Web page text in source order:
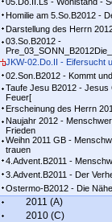
Homilie am 5.So.B2012 -
Darstellung des Herrn
03.So.B2012 -
JKW-02.Do.II - Eifersucht
02.Son.B2012 - Kommt
Taufe Jesu B2012 - Jesus
Feuer[
Erscheinung des Herrn
Naujahr 2012 -
Frieden
Weihn 2011 GB -
trauen
4.Advent.B2011 -
3.Advent.B2011 - Der
Ostermo-B2012 - Die
2011 (A)
2010 (C)